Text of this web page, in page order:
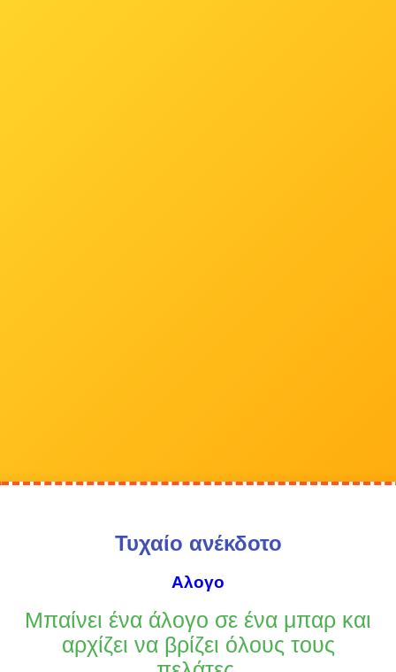
Τυχαίο ανέκδοτο
Αλογο
Μπαίνει ένα άλογο σε ένα μπαρ και
αρχίζει να βρίζει όλους τους